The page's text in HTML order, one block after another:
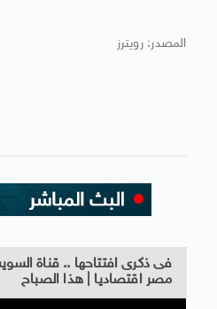
المصدر: رويترز
فى ذكرى افتتاحها .. قناة
مصر اقتصاديا | هذا الصباح